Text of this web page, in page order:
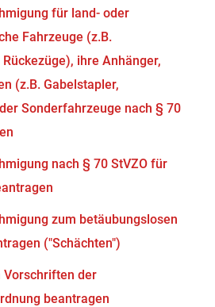
für land- oder
Fahrzeuge (z.B.
ihre Anhänger,
(z.B. Gabelstapler,
Sonderfahrzeuge nach § 70
nach § 70 StVZO für
zum betäubungslosen
("Schächten")
Vorschriften der
beantragen